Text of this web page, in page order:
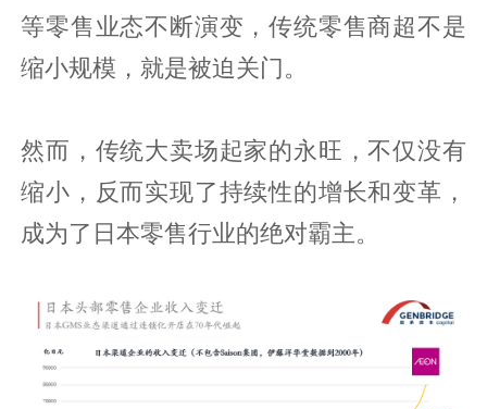
等零售业态不断演变，传统零售商超不是
缩小规模，就是被迫关门。
然而，传统大卖场起家的永旺，不仅没有
缩小，反而实现了持续性的增长和变革，
成为了日本零售行业的绝对霸主。